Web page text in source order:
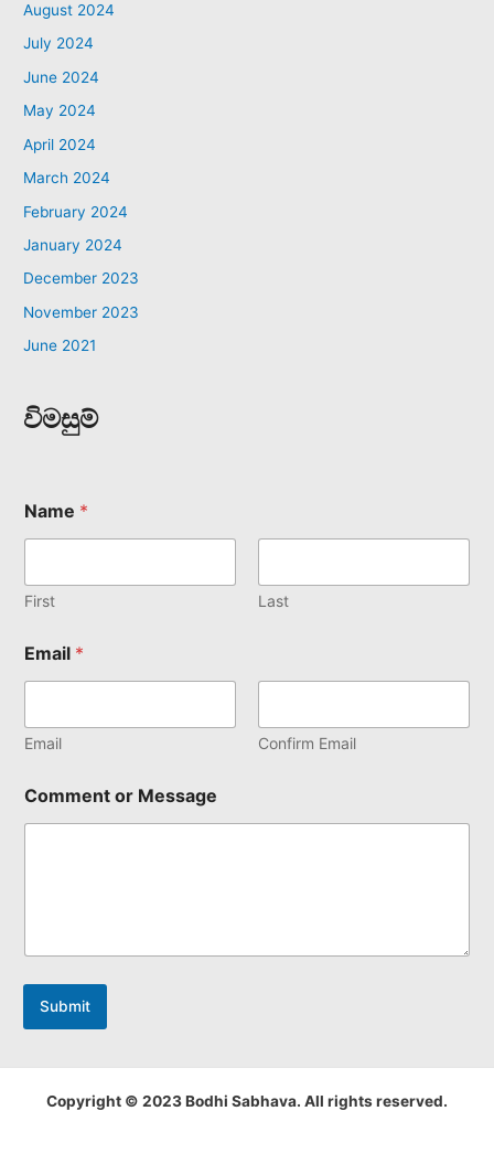
August 2024
July 2024
June 2024
May 2024
April 2024
March 2024
February 2024
January 2024
December 2023
November 2023
June 2021
විමසුම්
Name *
First Last
Email *
Email Confirm Email
Comment or Message
Submit
Copyright © 2023 Bodhi Sabhava. All rights reserved.